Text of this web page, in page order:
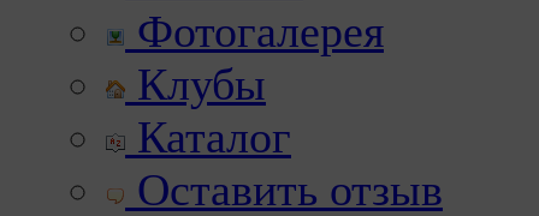
Фотогалерея
Клубы
Каталог
Оставить отзыв